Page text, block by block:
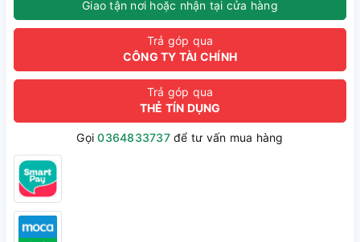
Giao tận nơi hoặc nhận tại cửa hàng
Trả góp qua
CÔNG TY TÀI CHÍNH
Trả góp qua
THẺ TÍN DỤNG
Gọi0364833737để tư vấn mua hàng